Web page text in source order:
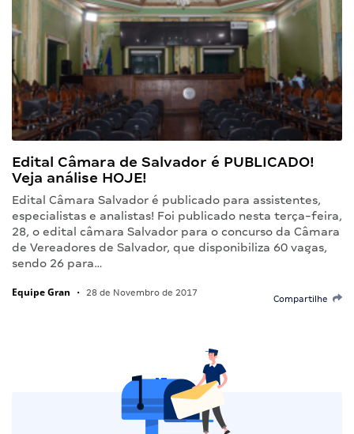
Edital Câmara de Salvador é PUBLICADO!
Veja análise HOJE!
Edital Câmara Salvador é publicado para assistentes,
especialistas e analistas! Foi publicado nesta terça-feira,
28, o edital câmara Salvador para o concurso da Câmara
de Vereadores de Salvador, que disponibiliza 60 vagas,
sendo 26 para…
Equipe Gran • 28 de Novembro de 2017
Compartilhe